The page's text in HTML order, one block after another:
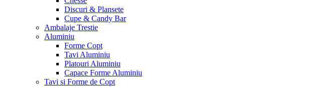
Discuri & Plansete
Cupe & Candy Bar
Ambalaje Trestie
Aluminiu
Forme Copt
Tavi Aluminiu
Platouri Aluminiu
Capace Forme Aluminiu
Tavi si Forme de Copt